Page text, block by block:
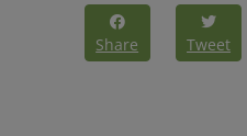
Share Tweet